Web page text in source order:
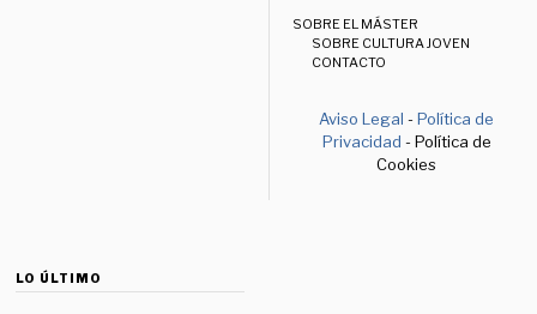
SOBRE EL MÁSTER
SOBRE CULTURA JOVEN
CONTACTO
Aviso Legal -Política de
Privacidad - Política de
Cookies
LO ÚLTIMO